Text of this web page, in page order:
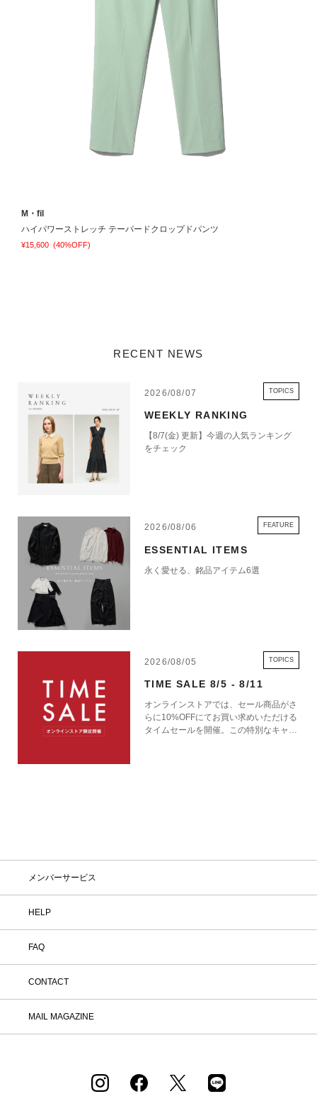
M・fil
ハイパワーストレッチ テーパードクロップドパンツ
¥15,600 (40%OFF)
RECENT NEWS
2026/08/07 TOPICS
WEEKLY RANKING
【8/7(金) 更新】今週の人気ランキング
をチェック
2026/08/06 FEATURE
ESSENTIAL ITEMS
永く愛せる、銘品アイテム6選
2026/08/05 TOPICS
TIME SALE 8/5 - 8/11
オンラインストアでは、セール商品がさ
らに10%OFFにてお買い求めいただける
タイムセールを開催。この特別なキャン
メンバーサービス
HELP
FAQ
CONTACT
MAIL MAGAZINE